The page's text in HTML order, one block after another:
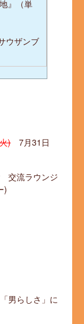
』（単
ウザンブ
) 7月31日
交流ラウンジ
)
男らしさ」に